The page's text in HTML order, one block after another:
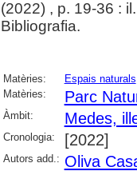
(2022) , p. 19-36 : il.
Bibliografia.
Matèries: Espais naturals
Matèries:
Parc
Àmbit: Medes,
Cronologia: [2022]
Autors add.: Oliva